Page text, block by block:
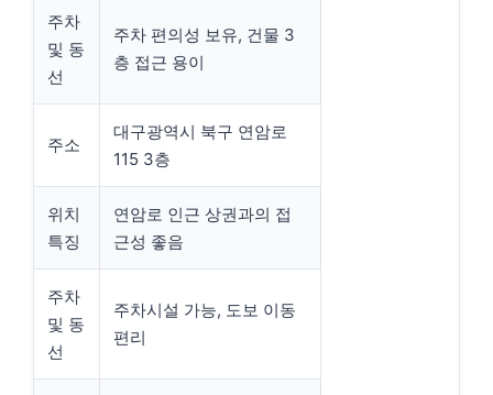
주차
및 동
선
주차 편의성 보유, 건물 3
층 접근 용이
주소
대구광역시 북구 연암로
115 3층
위치
특징
연암로 인근 상권과의 접
근성 좋음
주차
및 동
선
주차시설 가능, 도보 이동
편리